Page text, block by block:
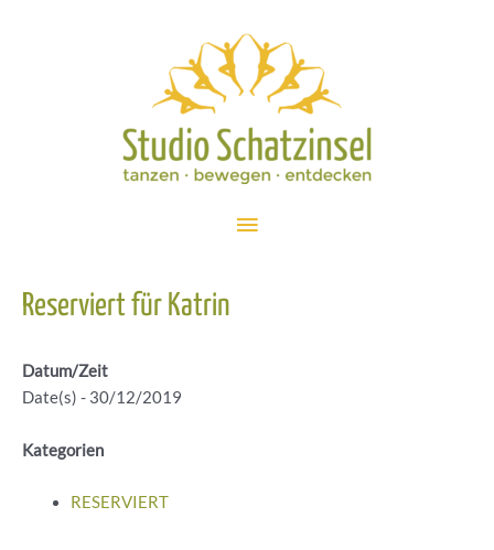
Hauptmenü
Reserviert für Katrin
Datum/Zeit
Date(s) - 30/12/2019
Kategorien
RESERVIERT